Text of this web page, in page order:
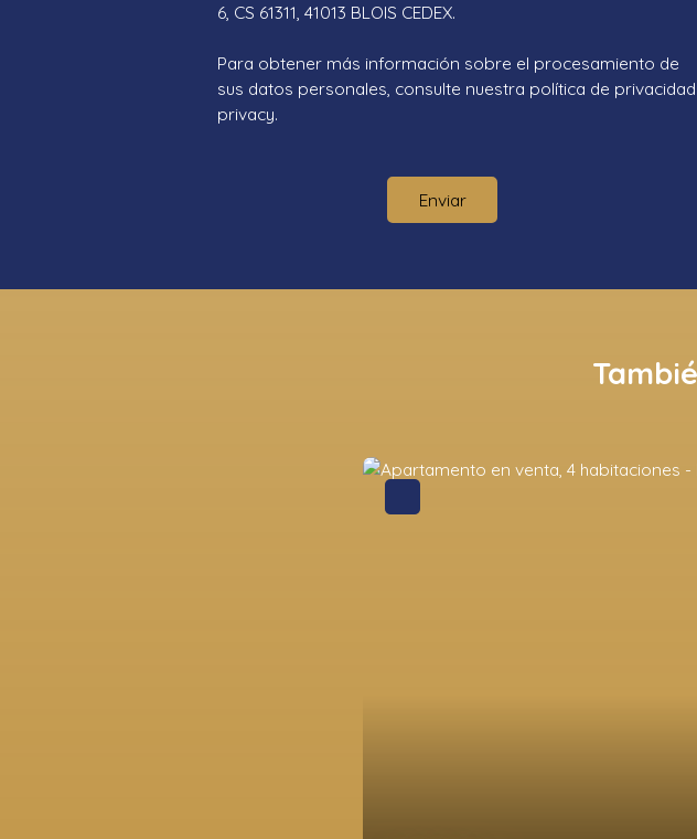
6, CS 61311, 41013 BLOIS CEDEX.
Para obtener más información sobre el procesamiento de
sus datos personales, consulte nuestra política de privacidad
privacy.
Enviar